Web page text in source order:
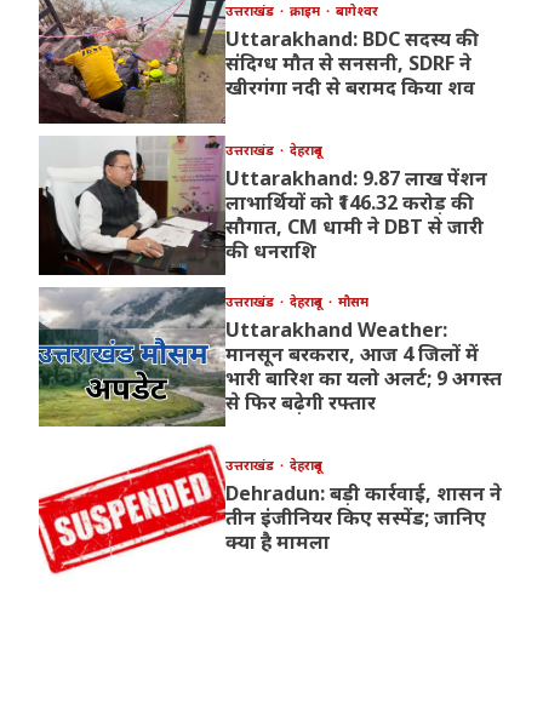
उत्तराखंड क्राइम बागेश्वर
Uttarakhand: BDC सदस्य की
संदिग्ध मौत से सनसनी, SDRF ने
खीरगंगा नदी से बरामद किया शव
उत्तराखंड देहरादून
Uttarakhand: 9.87 लाख पेंशन
लाभार्थियों को ₹146.32 करोड़ की
सौगात, CM धामी ने DBT से जारी
की धनराशि
उत्तराखंड देहरादून मौसम
Uttarakhand Weather:
मानसून बरकरार, आज 4 जिलों में
भारी बारिश का यलो अलर्ट; 9 अगस्त
से फिर बढ़ेगी रफ्तार
उत्तराखंड देहरादून
Dehradun: बड़ी कार्रवाई, शासन ने
तीन इंजीनियर किए सस्पेंड; जानिए
क्या है मामला